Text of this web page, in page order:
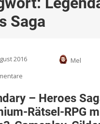
Saga
2016
Mel
–
Heroes
Saga:
Freemium-
– Heroes
Rätsel-RPG